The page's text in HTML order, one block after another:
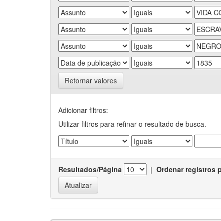
Retornar valores
Adicionar filtros:
Utilizar filtros para refinar o resultado de busca.
Resultados/Página | Ordenar registros